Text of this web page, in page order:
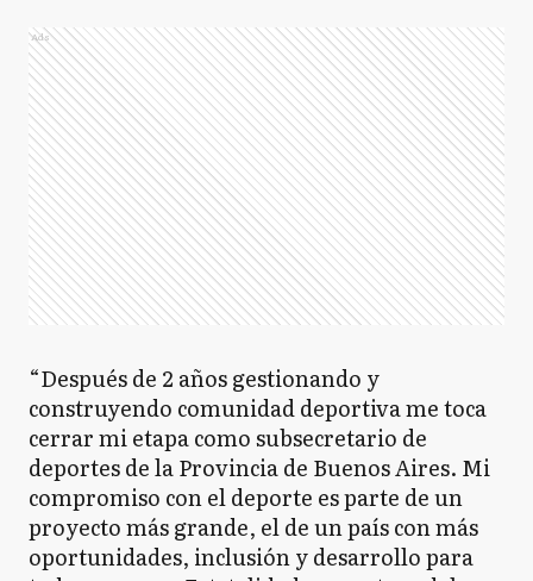
Ads
“Después de 2 años gestionando y
construyendo comunidad deportiva me toca
cerrar mi etapa como subsecretario de
deportes de la Provincia de Buenos Aires. Mi
compromiso con el deporte es parte de un
proyecto más grande, el de un país con más
oportunidades, inclusión y desarrollo para